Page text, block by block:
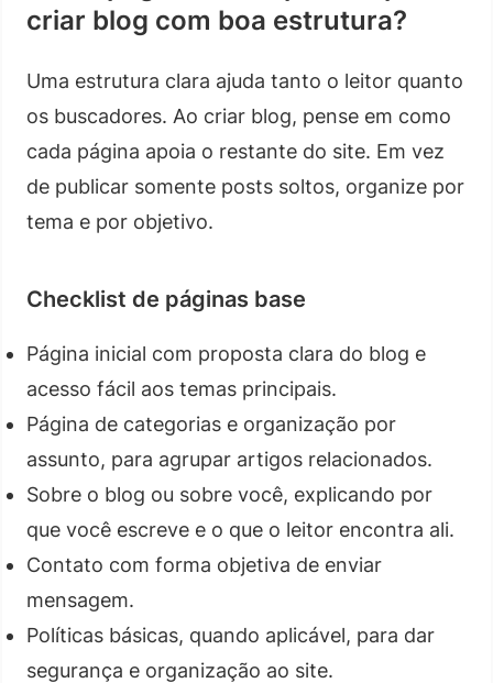
criar blog com boa estrutura?
Uma estrutura clara ajuda tanto o leitor quanto
os buscadores. Ao criar blog, pense em como
cada página apoia o restante do site. Em vez
de publicar somente posts soltos, organize por
tema e por objetivo.
Checklist de páginas base
Página inicial com proposta clara do blog e
acesso fácil aos temas principais.
Página de categorias e organização por
assunto, para agrupar artigos relacionados.
Sobre o blog ou sobre você, explicando por
que você escreve e o que o leitor encontra ali.
Contato com forma objetiva de enviar
mensagem.
Políticas básicas, quando aplicável, para dar
segurança e organização ao site.